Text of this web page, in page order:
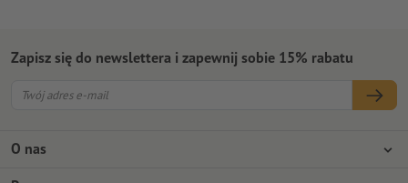
O nas
Zapisz się do newslettera i zapewnij sobie 15% rabatu